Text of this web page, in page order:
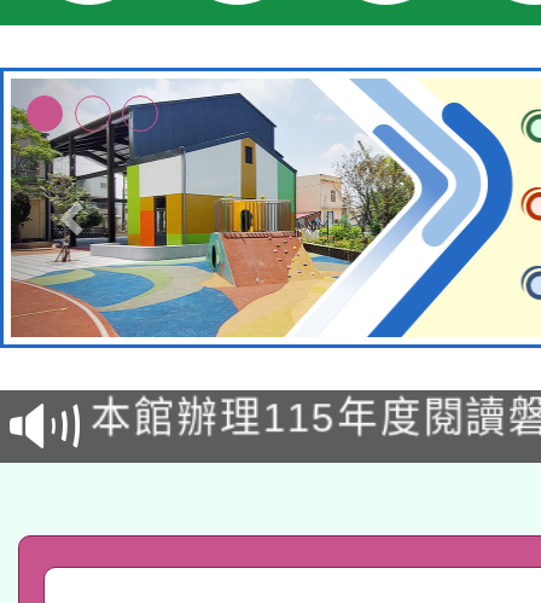
本校115學年度第2次
招甄選結果公告(無人
招)
適應運動共學行動站研
本館辦理115年度閱讀
暨閱讀推動專業研習
科技賦能─人工智慧
礎課程
「數位內容與教學軟體